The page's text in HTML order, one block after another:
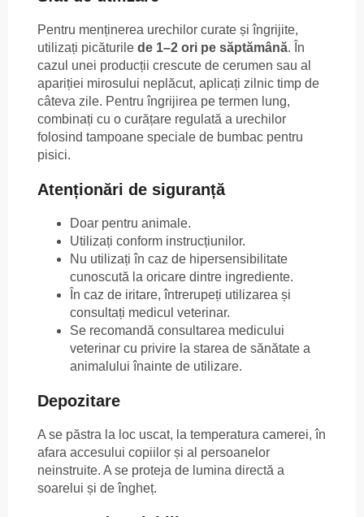
Pentru menținerea urechilor curate și îngrijite,
utilizați picăturile de 1–2 ori pe săptămână. În
cazul unei producții crescute de cerumen sau al
apariției mirosului neplăcut, aplicați zilnic timp de
câteva zile. Pentru îngrijirea pe termen lung,
combinați cu o curățare regulată a urechilor
folosind tampoane speciale de bumbac pentru
pisici.
Atenționări de siguranță
Doar pentru animale.
Utilizați conform instrucțiunilor.
Nu utilizați în caz de hipersensibilitate
cunoscută la oricare dintre ingrediente.
În caz de iritare, întrerupeți utilizarea și
consultați medicul veterinar.
Se recomandă consultarea medicului
veterinar cu privire la starea de sănătate a
animalului înainte de utilizare.
Depozitare
A se păstra la loc uscat, la temperatura camerei, în
afara accesului copiilor și al persoanelor
neinstruite. A se proteja de lumina directă a
soarelui și de îngheț.